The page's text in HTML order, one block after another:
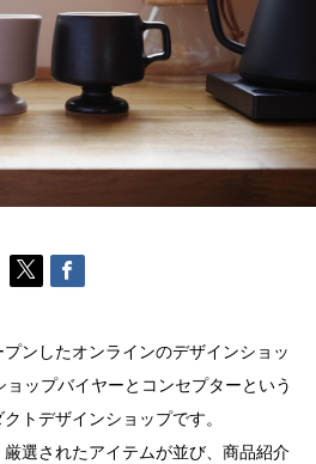
ンしたオンラインのデザインショッ
ップバイヤーとコンセプターという
トデザインショップです。
選されたアイテムが並び、商品紹介